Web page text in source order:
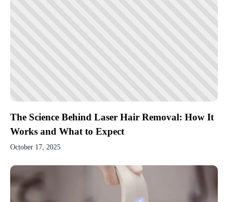
The Science Behind Laser Hair Removal: How It
Works and What to Expect
October 17, 2025